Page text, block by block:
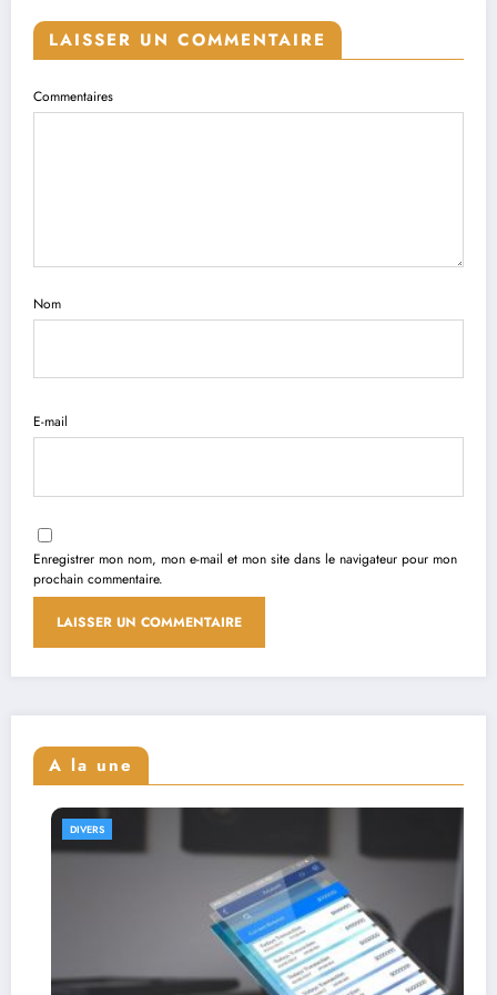
LAISSER UN COMMENTAIRE
Commentaires
Nom
E-mail
Enregistrer mon nom, mon e-mail et mon site dans le navigateur pour mon
prochain commentaire.
A la une